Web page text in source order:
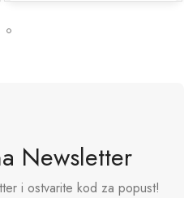
Newsletter
i ostvarite kod za popust!